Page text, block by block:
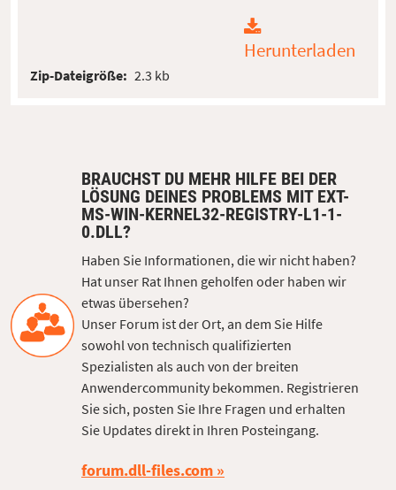
Herunterladen
Zip-Dateigröße: 2.3 kb
BRAUCHST DU MEHR HILFE BEI DER
LÖSUNG DEINES PROBLEMS MIT EXT-
MS-WIN-KERNEL32-REGISTRY-L1-1-
0.DLL?
Haben Sie Informationen, die wir nicht haben?
Hat unser Rat Ihnen geholfen oder haben wir
etwas übersehen?
Unser Forum ist der Ort, an dem Sie Hilfe
sowohl von technisch qualifizierten
Spezialisten als auch von der breiten
Anwendercommunity bekommen. Registrieren
Sie sich, posten Sie Ihre Fragen und erhalten
Sie Updates direkt in Ihren Posteingang.
forum.dll-files.com